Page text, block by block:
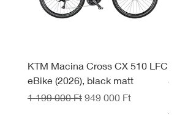
KTM Macina Cross CX 510 LFC
eBike (2026), black matt
Szokásos ár
1 199 000 Ft Akciós ár
949 000 Ft
1 599